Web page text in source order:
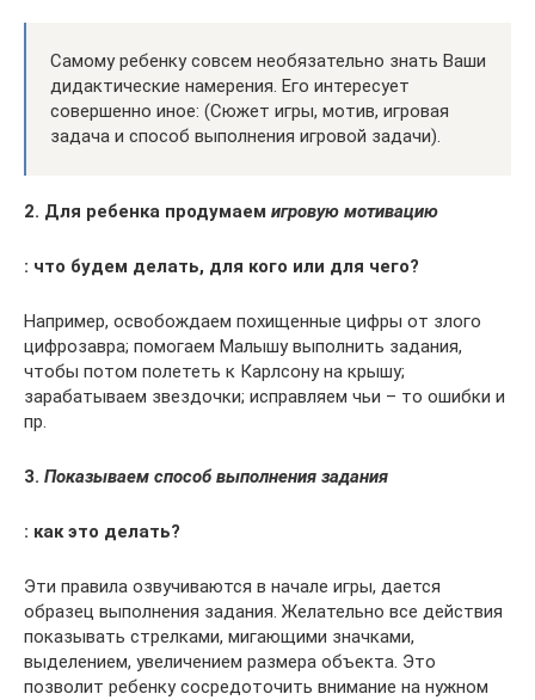
Самому ребенку совсем необязательно знать Ваши
дидактические намерения. Его интересует
совершенно иное: (Сюжет игры, мотив, игровая
задача и способ выполнения игровой задачи).
2. Для ребенка продумаем игровую мотивацию
: что будем делать, для кого или для чего?
Например, освобождаем похищенные цифры от злого
цифрозавра; помогаем Малышу выполнить задания,
чтобы потом полететь к Карлсону на крышу;
зарабатываем звездочки; исправляем чьи – то ошибки и
пр.
3. Показываем способ выполнения задания
: как это делать?
Эти правила озвучиваются в начале игры, дается
образец выполнения задания. Желательно все действия
показывать стрелками, мигающими значками,
выделением, увеличением размера объекта. Это
позволит ребенку сосредоточить внимание на нужном